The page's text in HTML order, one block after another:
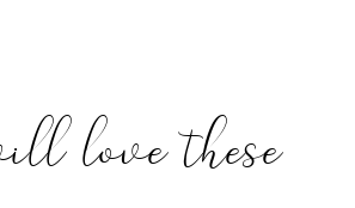
love these